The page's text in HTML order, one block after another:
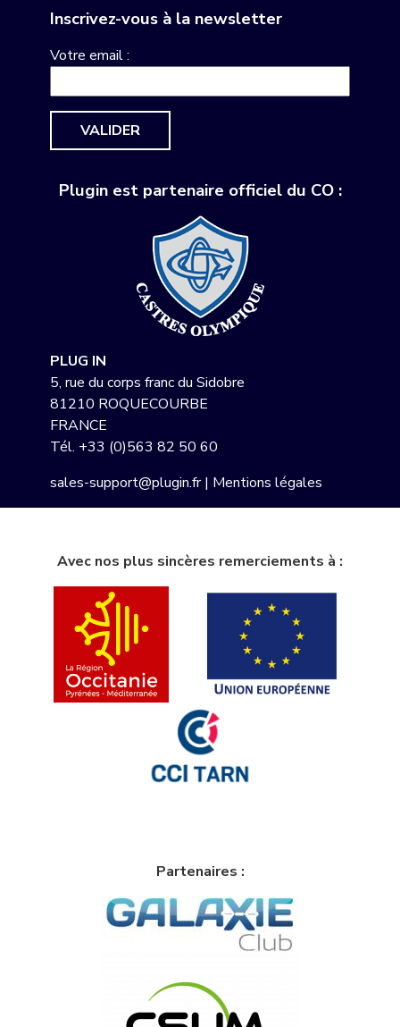
Inscrivez-vous à la newsletter
Votre email :
VALIDER
Plugin est partenaire officiel du CO :
PLUG IN
5, rue du corps franc du Sidobre
81210 ROQUECOURBE
FRANCE
Tél. +33 (0)563 82 50 60
sales-support@plugin.fr| Mentions légales
Avec nos plus sincères remerciements à :
Partenaires :